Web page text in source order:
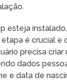
esteja
etapa é crucial e
precisa criar
dados
e data de